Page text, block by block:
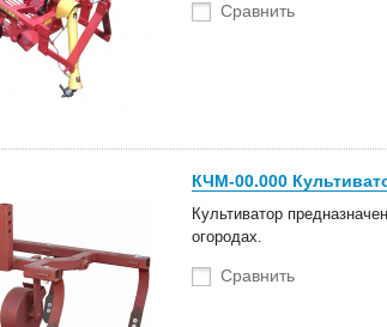
Сравнить
КЧМ-00.000
Культиватор
огородах.
Сравнить